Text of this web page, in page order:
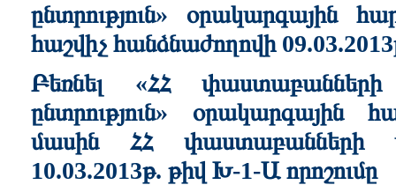
ընտրություն» օրակարգային
հաշվիչ հանձնաժողովի
Բեռնել «ՀՀ
ընտրություն» օրակարգային
մասին ՀՀ փաստաբանների
10.03.2013թ. թիվ Խ-1-Ա որոշումը